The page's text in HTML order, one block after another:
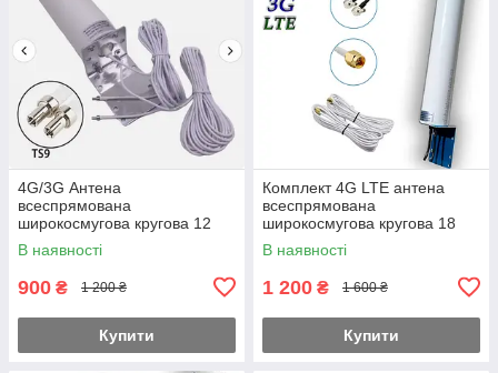
4G/3G Антена
всеспрямована
широкосмугова кругова 12
dbi (28 дБ) кабель 2 по 5 м.
MiMo TS9(CRC9/SMA)
В наявності
900 ₴ 1 200 ₴
Купити
Комплект 4G LTE антена
всеспрямована
широкосмугова кругова 18
dbi (28-32 дБ) MIMO кабель 2
по 5 м
В наявності
1 200 ₴ 1 600 ₴
Купити